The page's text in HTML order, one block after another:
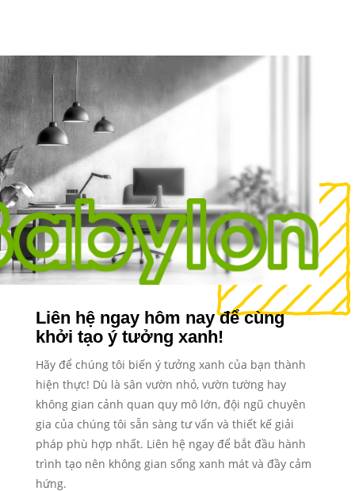
Liên hệ ngay hôm nay để cùng
khởi tạo ý tưởng xanh!
Hãy để chúng tôi biến ý tưởng xanh của bạn thành
hiện thực! Dù là sân vườn nhỏ, vườn tường hay
không gian cảnh quan quy mô lớn, đội ngũ chuyên
gia của chúng tôi sẵn sàng tư vấn và thiết kế giải
pháp phù hợp nhất. Liên hệ ngay để bắt đầu hành
trình tạo nên không gian sống xanh mát và đầy cảm
hứng.